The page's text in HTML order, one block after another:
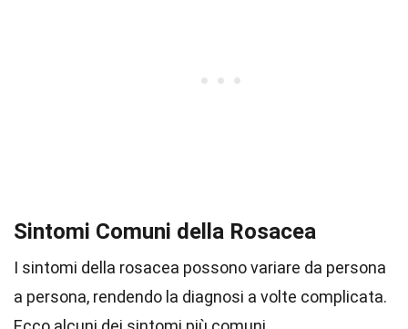
Sintomi Comuni della Rosacea
I sintomi della rosacea possono variare da persona
a persona, rendendo la diagnosi a volte complicata.